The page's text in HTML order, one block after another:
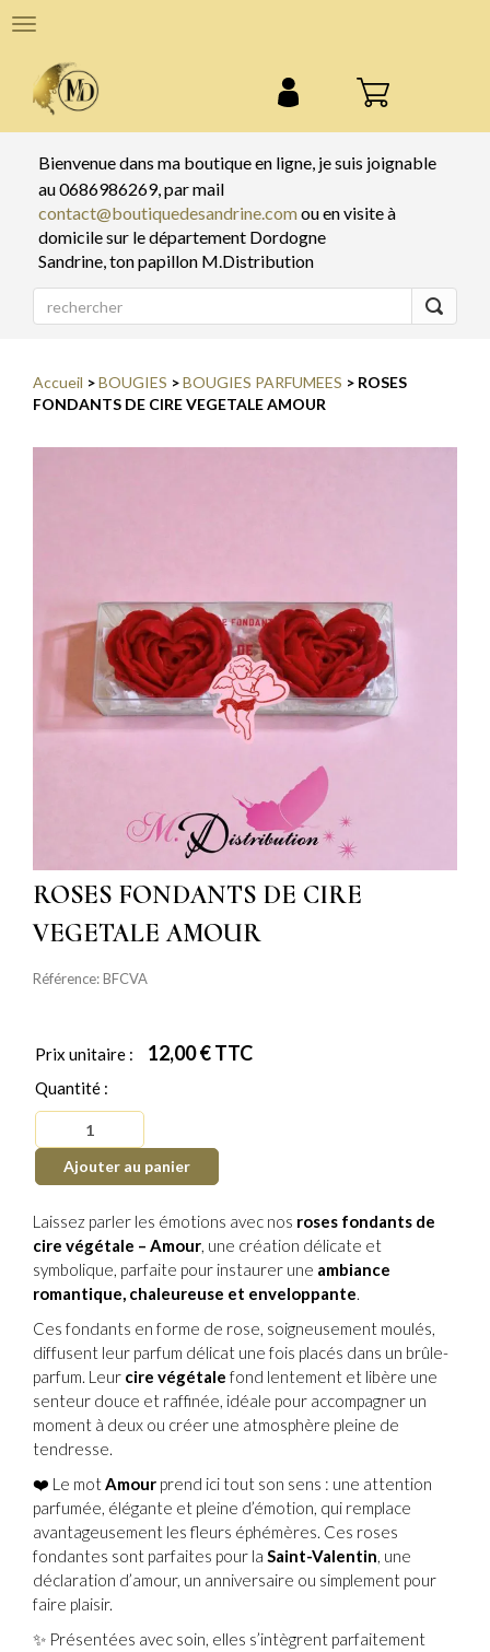
Menu
Bienvenue dans ma boutique en ligne, je suis joignable
au0686986269, par mail
contact@boutiquedesandrine.comou en visite à
domicile sur le département Dordogne
Sandrine, ton papillon M.Distribution
Accueil >BOUGIES >BOUGIES PARFUMEES > ROSES
FONDANTS DE CIRE VEGETALE AMOUR
ROSES FONDANTS DE CIRE
VEGETALE AMOUR
Référence:BFCVA
Prix unitaire : 12,00 €TTC
Quantité :
Ajouter au panier
Laissez parler les émotions avec nos roses fondants de
cire végétale – Amour, une création délicate et
symbolique, parfaite pour instaurer une ambiance
romantique, chaleureuse et enveloppante.
Ces fondants en forme de rose, soigneusement moulés,
diffusent leur parfum délicat une fois placés dans un brûle-
parfum. Leur cire végétale fond lentement et libère une
senteur douce et raffinée, idéale pour accompagner un
moment à deux ou créer une atmosphère pleine de
tendresse.
❤️ Le motAmour prend ici tout son sens : une attention
parfumée, élégante et pleine d’émotion, qui remplace
avantageusement les fleurs éphémères. Ces roses
fondantes sont parfaites pour la Saint-Valentin, une
déclaration d’amour, un anniversaire ou simplement pour
faire plaisir.
✨ Présentées avec soin, elles s’intègrent parfaitement